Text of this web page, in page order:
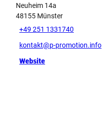
Neuheim 14a
48155 Münster
+49 251 1331740
kontakt@p-promotion.info
Website